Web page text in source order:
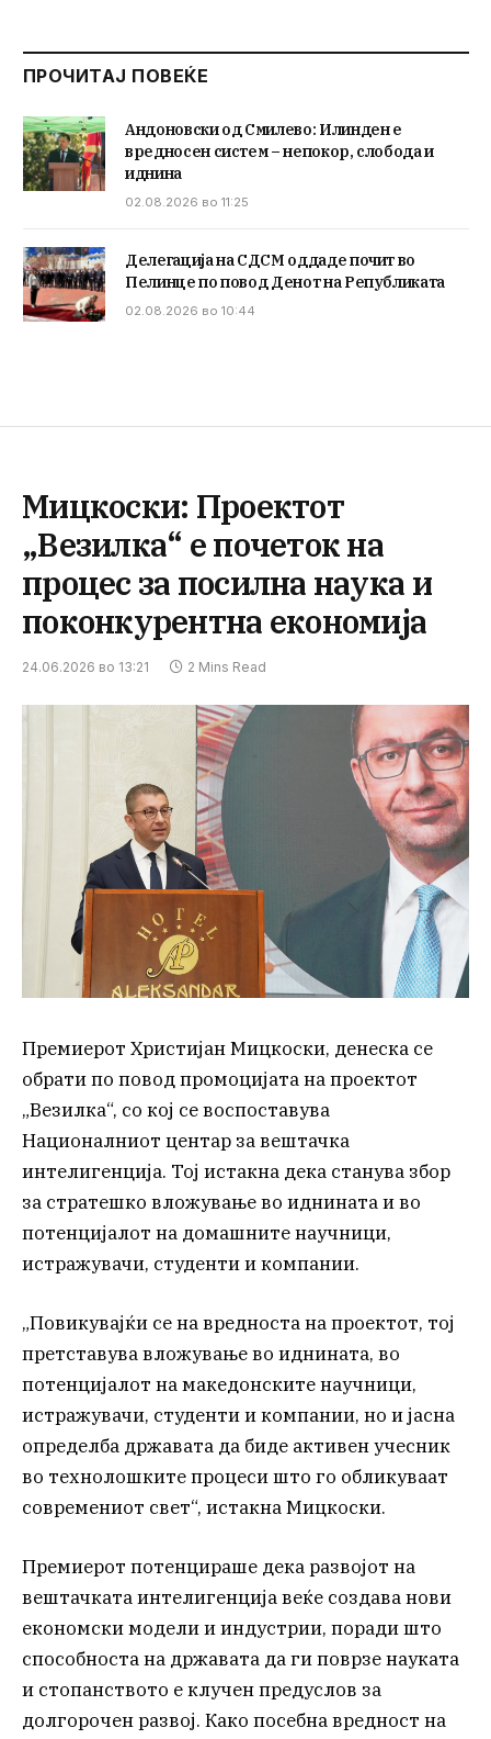
ПРОЧИТАЈ ПОВЕЌЕ
Андоновски од Смилево: Илинден е
вредносен систем – непокор, слобода и
иднина
02.08.2026 во 11:25
Делегација на СДСМ оддаде почит во
Пелинце по повод Денот на Републиката
02.08.2026 во 10:44
Мицкоски: Проектот
„Везилка“ е почеток на
процес за посилна наука и
поконкурентна економија
24.06.2026 во 13:21 2 Mins Read
Премиерот Христијан Мицкоски, денеска се
обрати по повод промоцијата на проектот
„Везилка“, со кој се воспоставува
Националниот центар за вештачка
интелигенција. Тој истакна дека станува збор
за стратешко вложување во иднината и во
потенцијалот на домашните научници,
истражувачи, студенти и компании.
„Повикувајќи се на вредноста на проектот, тој
претставува вложување во иднината, во
потенцијалот на македонските научници,
истражувачи, студенти и компании, но и јасна
определба државата да биде активен учесник
во технолошките процеси што го обликуваат
современиот свет“, истакна Мицкоски.
Премиерот потенцираше дека развојот на
вештачката интелигенција веќе создава нови
економски модели и индустрии, поради што
способноста на државата да ги поврзе науката
и стопанството е клучен предуслов за
долгорочен развој. Како посебна вредност на